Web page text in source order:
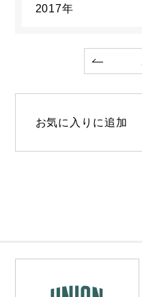
2017年
お気に入りに追加